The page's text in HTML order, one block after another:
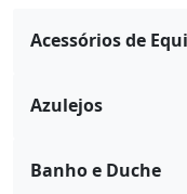
Acessórios de
Azulejos
Banho e Duche